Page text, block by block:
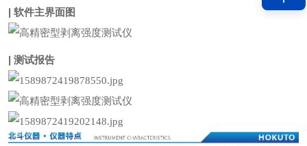
| 软件主界面图
| 测试报告